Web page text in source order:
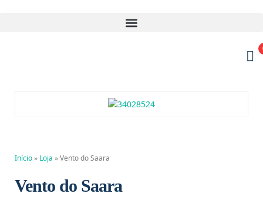
Início» Loja »Vento do Saara
Vento do Saara